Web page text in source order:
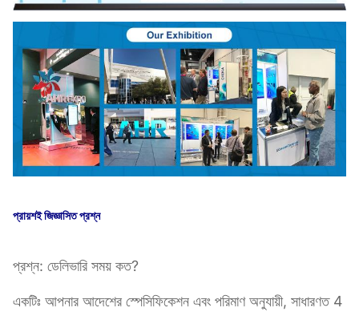
প্রায়শই জিজ্ঞাসিত প্রশ্ন
প্রশ্ন: ডেলিভারি সময় কত?
একটিঃ আপনার আদেশের স্পেসিফিকেশন এবং পরিমাণ অনুযায়ী, সাধারণত 4